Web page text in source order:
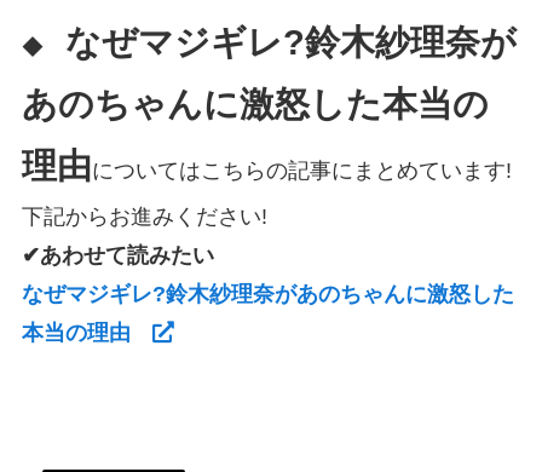
◆ なぜマジギレ?鈴木紗理奈が
あのちゃんに激怒した本当の
理由についてはこちらの記事にまとめています!
下記からお進みください!
✔あわせて読みたい
なぜマジギレ?鈴木紗理奈があのちゃんに激怒した
本当の理由